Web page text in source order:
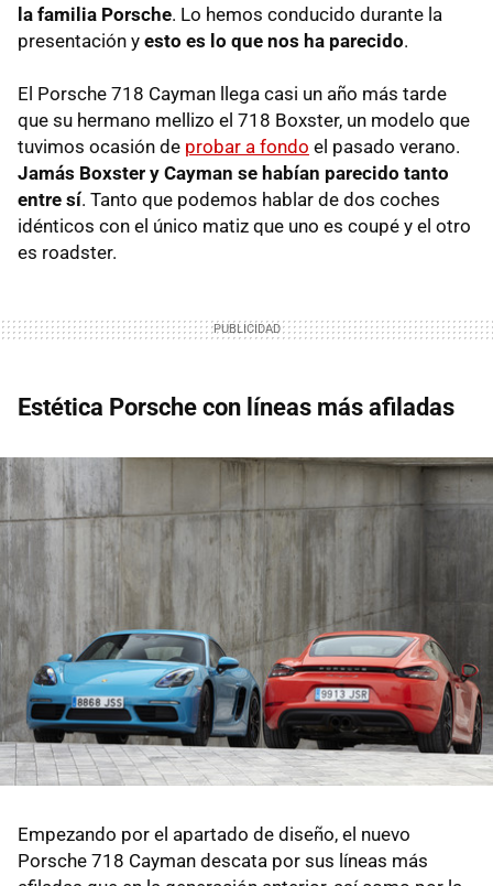
la familia Porsche. Lo hemos conducido durante la
presentación y esto es lo que nos ha parecido.
El Porsche 718 Cayman llega casi un año más tarde
que su hermano mellizo el 718 Boxster, un modelo que
tuvimos ocasión de probar a fondo el pasado verano.
Jamás Boxster y Cayman se habían parecido tanto
entre sí. Tanto que podemos hablar de dos coches
idénticos con el único matiz que uno es coupé y el otro
es roadster.
Estética Porsche con líneas más afiladas
Empezando por el apartado de diseño, el nuevo
Porsche 718 Cayman descata por sus líneas más